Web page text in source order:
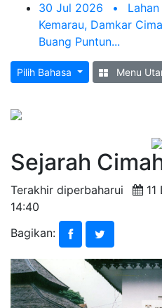
30 Jul 2026
•
Kemarau, Damkar
Buang Puntun...
Pilih Bahasa Menu
Sejarah
Terakhir diperbaharui
14:40
Bagikan: